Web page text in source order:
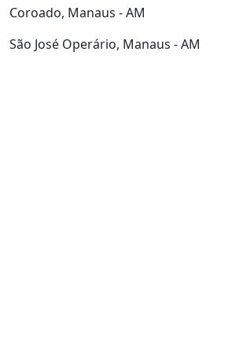
Coroado, Manaus - AM
São José Operário, Manaus - AM